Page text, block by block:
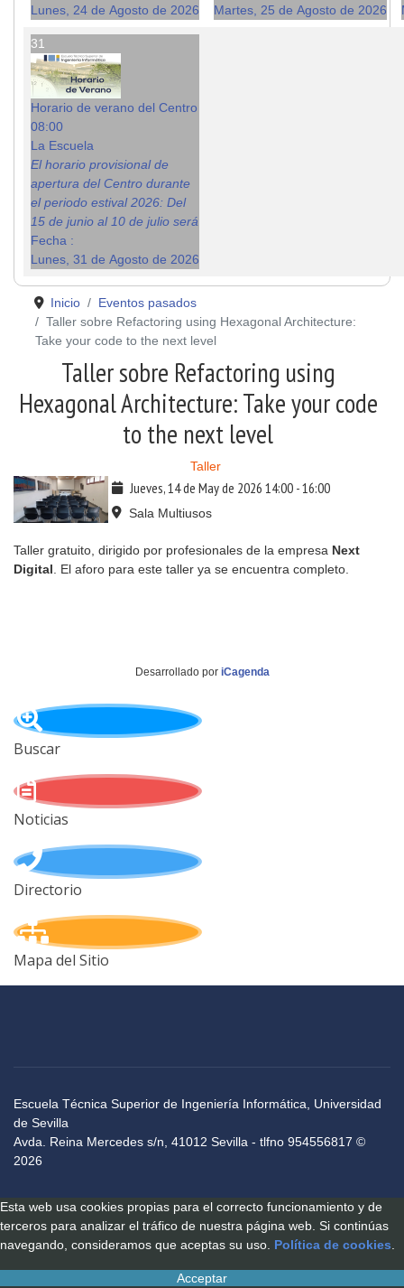
Lunes, 24 de Agosto de 2026
Martes, 25 de Agosto de 2026
31
Horario de verano del Centro
08:00
La Escuela
El horario provisional de
apertura del Centro durante
el periodo estival 2026: Del
15 de junio al 10 de julio será
Fecha :
Lunes, 31 de Agosto de 2026
Inicio
Eventos pasados
Taller sobre Refactoring using Hexagonal Architecture:
Take your code to the next level
Taller sobre Refactoring using
Hexagonal Architecture: Take your code
to the next level
Taller
Jueves, 14 de May de 2026 14:00-16:00
Sala Multiusos
Taller gratuito, dirigido por profesionales de la empresa Next
Digital. El aforo para este taller ya se encuentra completo.
Desarrollado por iCagenda
Buscar
Noticias
Directorio
Mapa del Sitio
Escuela Técnica Superior de Ingeniería Informática, Universidad
de Sevilla
Avda. Reina Mercedes s/n, 41012 Sevilla - tlfno 954556817 ©
2026
Esta web usa cookies propias para el correcto funcionamiento y de
terceros para analizar el tráfico de nuestra página web. Si continúas
navegando, consideramos que aceptas su uso. Política de cookies.
Acceptar